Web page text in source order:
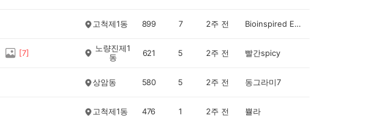
고척제1동 899 7 2주 전 Bioinspired Engineer
[7]
노량진제1
동
621 5 2주 전 빨간spicy
상암동 580 5 2주 전 동그라미7
고척제1동 476 1 2주 전 쁄라